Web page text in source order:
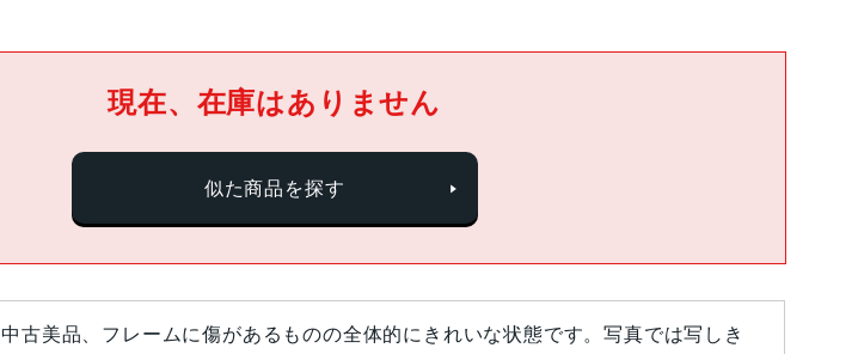
現在、在庫はありません
似た商品を探す
中古美品、フレームに傷があるものの全体的にきれいな状態です。写真では写しき